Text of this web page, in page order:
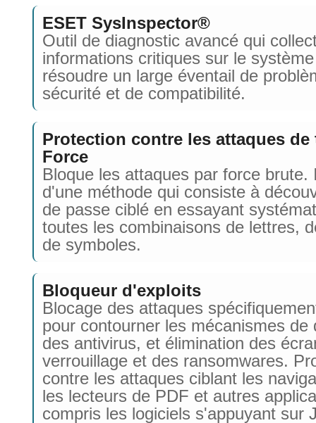
ESET SysInspector®
Outil de diagnostic avancé qui
informations critiques sur le
résoudre un large éventail de
sécurité et de compatibilité.
Protection contre les attaques de
Force
Bloque les attaques par force brute.
d'une méthode qui consiste à
de passe ciblé en essayant
toutes les combinaisons de lettres,
de symboles.
Bloqueur d'exploits
Blocage des attaques
pour contourner les mécanismes de
des antivirus, et élimination des
verrouillage et des ransomwares.
contre les attaques ciblant les
les lecteurs de PDF et autres
compris les logiciels s'appuyant sur